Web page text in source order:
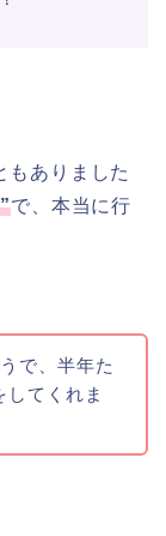
もありました
で、本当に行
で、半年た
してくれま